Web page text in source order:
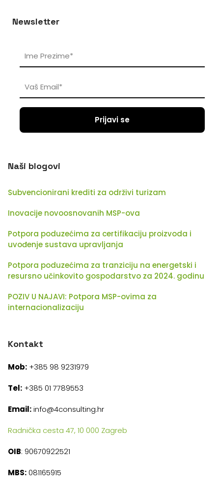
Newsletter
Naši blogovi
Subvencionirani krediti za održivi turizam
Inovacije novoosnovanih MSP-ova
Potpora poduzećima za certifikaciju proizvoda i
uvođenje sustava upravljanja
Potpora poduzećima za tranziciju na energetski i
resursno učinkovito gospodarstvo za 2024. godinu
POZIV U NAJAVI: Potpora MSP-ovima za
internacionalizaciju
Kontakt
Mob: +385 98 9231979
Tel: +385 01 7789553
Email:info@4consulting.hr
Radnička cesta 47, 10 000 Zagreb
OIB: 90670922521
MBS:081165915